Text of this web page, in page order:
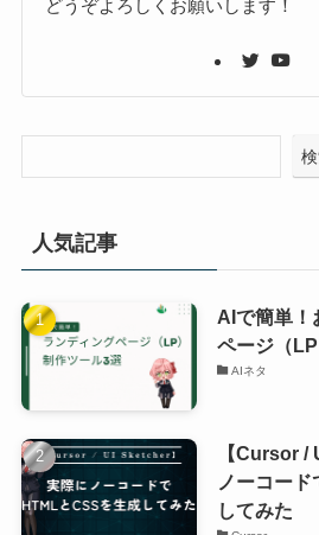
どうぞよろしくお願いします！
人気記事
AIで簡単！
ページ（
AIネタ
【Cursor /
ノーコー
してみた